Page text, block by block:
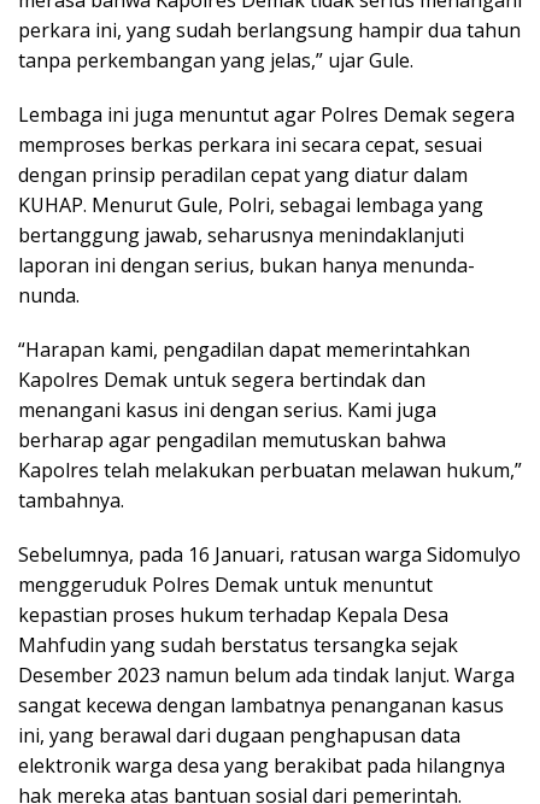
bertanggung jawab, seharusnya menindaklanjuti
laporan ini dengan serius, bukan hanya menunda-
“Harapan kami, pengadilan dapat memerintahkan
Kapolres Demak untuk segera bertindak dan
menangani kasus ini dengan serius. Kami juga
berharap agar pengadilan memutuskan bahwa
Kapolres telah melakukan perbuatan melawan hukum,”
tambahnya.
Sebelumnya, pada 16 Januari, ratusan warga Sidomulyo
menggeruduk Polres Demak untuk menuntut
kepastian proses hukum terhadap Kepala Desa
Mahfudin yang sudah berstatus tersangka sejak
Desember 2023 namun belum ada tindak lanjut. Warga
sangat kecewa dengan lambatnya penanganan kasus
elektronik warga desa yang berakibat pada hilangnya
hak mereka atas bantuan sosial dari pemerintah.
BACA JUGA : Dr. BRM. Kusumo Putro,
SH., MH: Kejari Harus Jerat Pasal
Berat untuk Koruptor PD Percada Rp
10,6 Miliar!
Kasus ini bermula ketika Kepala Desa Sidomulyo diduga